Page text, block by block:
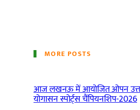
MORE POSTS
आज लखनऊ में आयोजित ओपन
योगासन स्पोर्ट्स चैंपियनशिप-2026